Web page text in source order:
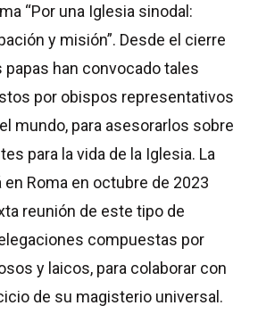
“Por una Iglesia sinodal:
y misión”. Desde el cierre
papas han convocado tales
por obispos representativos
mundo, para asesorarlos sobre
para la vida de la Iglesia. La
en Roma en octubre de 2023
reunión de este tipo de
compuestas por
y laicos, para colaborar con
de su magisterio universal.